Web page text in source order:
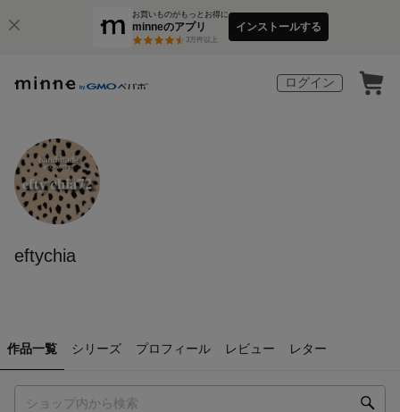
お買いものがもっとお得に
minneのアプリ
3万件以上
インストールする
ログイン
eftychia
作品一覧 シリーズ プロフィール レビュー レター